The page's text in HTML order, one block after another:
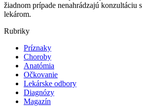
žiadnom prípade nenahrádzajú konzultáciu
lekárom.
Rubriky
Príznaky
Choroby
Anatómia
Očkovanie
Lekárske odbory
Diagnózy
Magazín